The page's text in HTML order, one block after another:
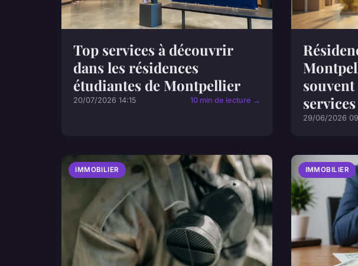
Top services à découvrir
dans les résidences
étudiantes de Montpellier
20/07/2026 14:15 10 min de lecture →
29/06/2026
IMMOBILIER IMMOBILIER